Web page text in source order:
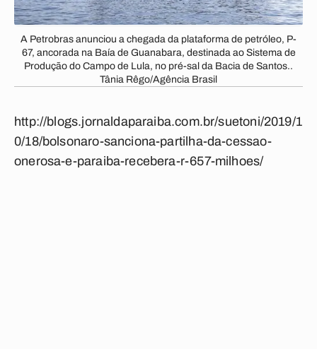
A Petrobras anunciou a chegada da plataforma de petróleo, P-
67, ancorada na Baía de Guanabara, destinada ao Sistema de
Produção do Campo de Lula, no pré-sal da Bacia de Santos..
Tânia Rêgo/Agência Brasil
http://blogs.jornaldaparaiba.com.br/suetoni/2019/1
0/18/bolsonaro-sanciona-partilha-da-cessao-
onerosa-e-paraiba-recebera-r-657-milhoes/